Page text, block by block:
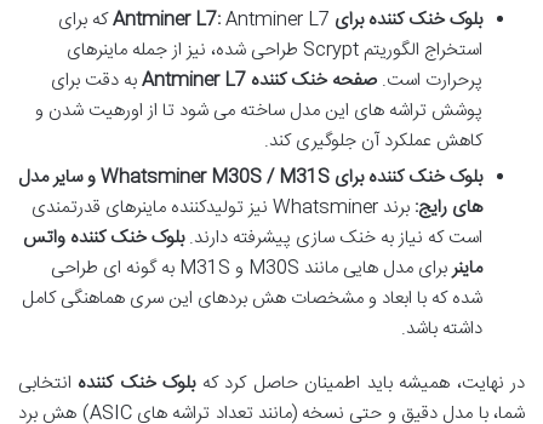
بلوک خنک کننده برای Antminer L7:
Antminer L7 که برای
استخراج الگوریتم Scrypt طراحی شده، نیز از جمله ماینرهای
پرحرارت است. صفحه خنک کننده Antminer L7
به دقت برای
پوشش تراشه های این مدل ساخته می شود تا از اورهیت شدن و
کاهش عملکرد آن جلوگیری کند.
بلوک خنک کننده برای Whatsminer M30S / M31S و سایر مدل
های رایج:
برند Whatsminer نیز تولیدکننده ماینرهای قدرتمندی
است که نیاز به خنک سازی پیشرفته دارند.بلوک خنک کننده واتس
ماینر
برای مدل هایی مانند M30S و M31S به گونه ای طراحی
شده که با ابعاد و مشخصات هش بردهای این سری هماهنگی کامل
داشته باشد.
در نهایت، همیشه باید اطمینان حاصل کرد کهبلوک خنک کننده انتخابی
شما، با مدل دقیق و حتی نسخه (مانند تعداد تراشه های ASIC) هش برد